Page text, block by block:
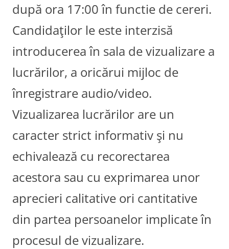
după ora 17:00 în functie de cereri.
Candidaţilor le este interzisă
introducerea în sala de vizualizare a
lucrărilor, a oricărui mijloc de
înregistrare audio/video.
Vizualizarea lucrărilor are un
caracter strict informativ şi nu
echivalează cu recorectarea
acestora sau cu exprimarea unor
aprecieri calitative ori cantitative
din partea persoanelor implicate în
procesul de vizualizare.